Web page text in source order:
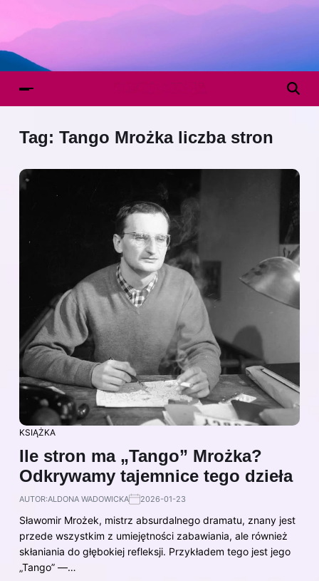
Tag: Tango Mrożka liczba stron
KSIĄŻKA
Ile stron ma „Tango” Mrożka?
Odkrywamy tajemnice tego dzieła
AUTOR:ALDONA WADOWICKA 2026-01-23
Sławomir Mrożek, mistrz absurdalnego dramatu, znany jest
przede wszystkim z umiejętności zabawiania, ale również
skłaniania do głębokiej refleksji. Przykładem tego jest jego
„Tango” —…